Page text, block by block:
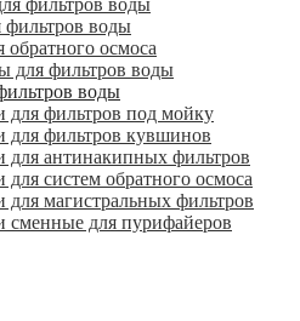
фильтров воды
воды
осмоса
для фильтров воды
воды
для фильтров под мойку
для фильтров кувшинов
для антинакипных фильтров
систем обратного осмоса
для магистральных фильтров
сменные для пурифайеров